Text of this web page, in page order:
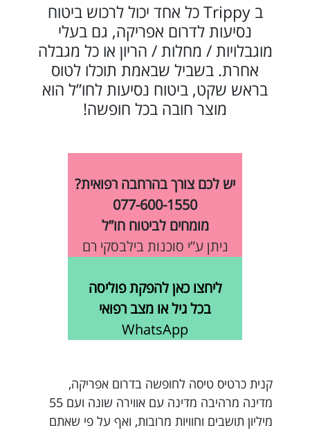
ב Trippy כל אחד יכול לרכוש ביטוח
נסיעות לדרום אפריקה, גם בעלי
מוגבלויות / מחלות / הריון או כל מגבלה
אחרת. בשביל שבאמת תוכלו לטוס
בראש שקט, ביטוח נסיעות לחו”ל הוא
מוצר חובה בכל חופשה!
יש לכם צורך בהרחבה רפואית?
077-600-1550
מומחים לביטוח חו”ל
ניתן ע”י סוכנות בילבסקי רם
ליחצו כאן להפקת פוליסה
בכל גיל או מצב רפואי
WhatsApp
קנית כרטיס טיסה לחופשה בדרום אפריקה,
מדינה מרהיבה מדינה עם אווירה שונה ועם 55
מיליון תושבים וחוויות מרובות, ואף על פי שאתם